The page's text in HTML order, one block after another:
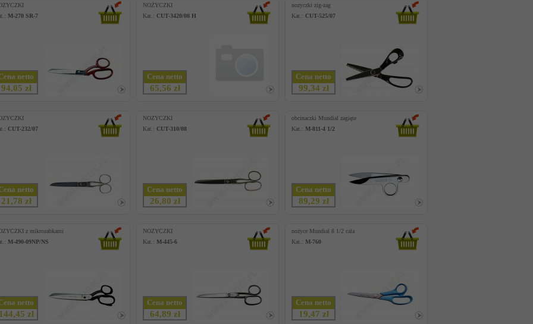
M-270 SR-7
netto
94,05 zł
NOŻYCZKI
Kat.: CUT-3420/08 H
Cena netto
65,56 zł
nozyczki zig-zag
Kat.: CUT-525/07
Cena netto
99,34 zł
CUT-232/07
netto
21,78 zł
NOZYCZKI
Kat.: CUT-310/08
Cena netto
26,80 zł
obcinaczki Mundial zagięte
Kat.: M-811-4 1/2
Cena netto
89,29 zł
z mikrozabkami
M-490-09NP/NS
netto
144,45 zł
NOZYCZKI
Kat.: M-445-6
Cena netto
64,89 zł
nożyce Mundial 8 1/2 cala
Kat.: M-760
Cena netto
19,47 zł